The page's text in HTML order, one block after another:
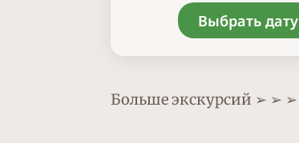
Выбрать дату
Больше экскурсий ➢ ➢ ➢